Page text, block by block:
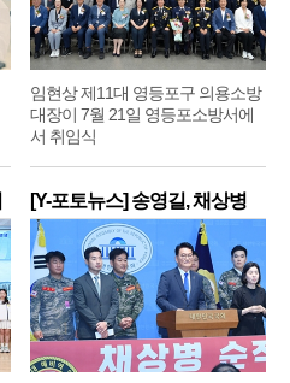
임현상 제11대 영등포구 의용소방
대장이 7월 21일 영등포소방서에
서 취임식
[Y-포토뉴스] 송영길, 채상병
순